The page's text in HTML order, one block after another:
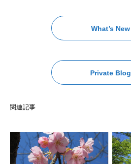
What’s New
Private Blog
関連記事